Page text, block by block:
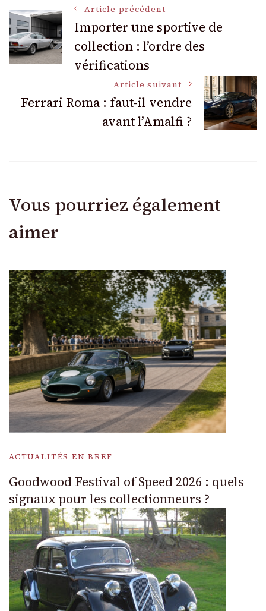
Navigation
des
articles
Article précédent
Importer une sportive de
collection : l’ordre des
vérifications
Article suivant
Ferrari Roma : faut-il vendre
avant l’Amalfi ?
Vous pourriez également
aimer
ACTUALITÉS EN BREF
Goodwood Festival of Speed 2026 : quels
signaux pour les collectionneurs ?